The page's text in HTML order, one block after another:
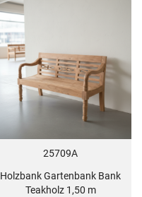
25709A
Holzbank Gartenbank Bank
Teakholz 1,50 m